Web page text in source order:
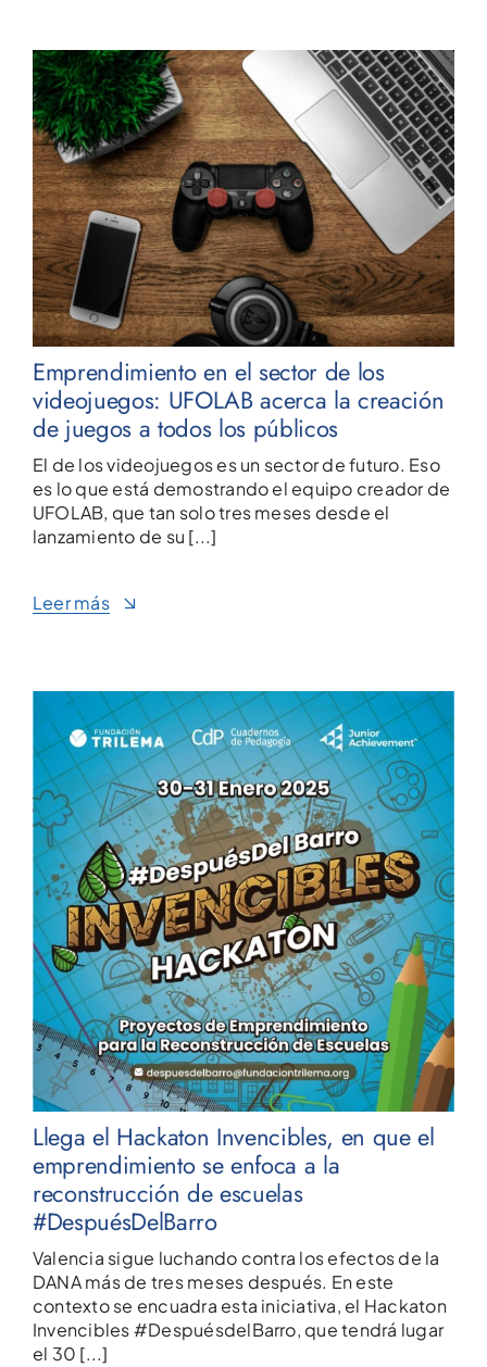
Emprendimiento en el sector de los
videojuegos: UFOLAB acerca la creación
de juegos a todos los públicos
El de los videojuegos es un sector de futuro. Eso
es lo que está demostrando el equipo creador de
UFOLAB, que tan solo tres meses desde el
lanzamiento de su [...]
Leer más
Llega el Hackaton Invencibles, en que el
emprendimiento se enfoca a la
reconstrucción de escuelas
#DespuésDelBarro
Valencia sigue luchando contra los efectos de la
DANA más de tres meses después. En este
contexto se encuadra esta iniciativa, el Hackaton
Invencibles #DespuésdelBarro, que tendrá lugar
el 30 [...]